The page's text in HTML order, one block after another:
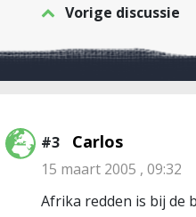
Vorige discussie
#3 Carlos
15 maart 2005 , 09:32
Afrika redden is bij de